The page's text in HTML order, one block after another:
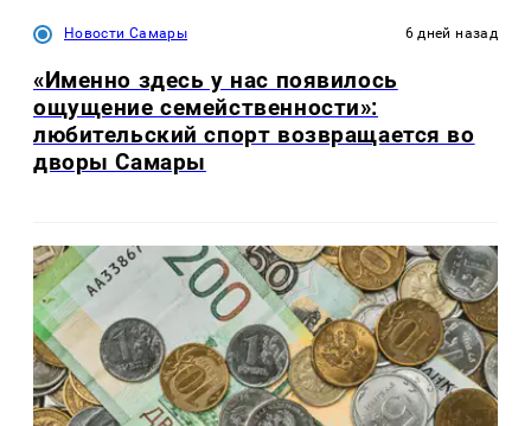
Новости Самары 6 дней назад
«Именно здесь у нас появилось
ощущение семейственности»:
любительский спорт возвращается во
дворы Самары